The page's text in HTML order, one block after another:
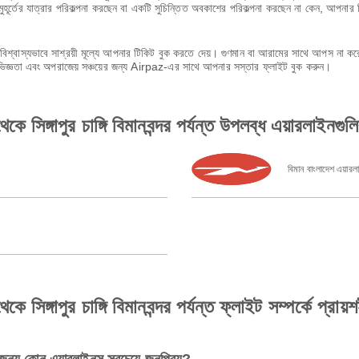
যাত্রার পরিকল্পনা করছেন বা একটি সুচিন্তিত অবকাশের পরিকল্পনা করছেন না কেন,
সাশ্রয়ী মূল্যে আপনার টিকিট বুক করতে দেয়। গুণমান বা আরামের সাথে আপস
এবং অপরাজেয় সঞ্চয়ের জন্য Airpaz-এর সাথে আপনার সস্তার ফ্লাইট বুক করুন।
সিঙ্গাপুর চাঙ্গি বিমানবন্দর পর্যন্ত উপলব্ধ
বিমান বাংলাদেশ
সিঙ্গাপুর চাঙ্গি বিমানবন্দর পর্যন্ত ফ্লাইট সম্পর্কে